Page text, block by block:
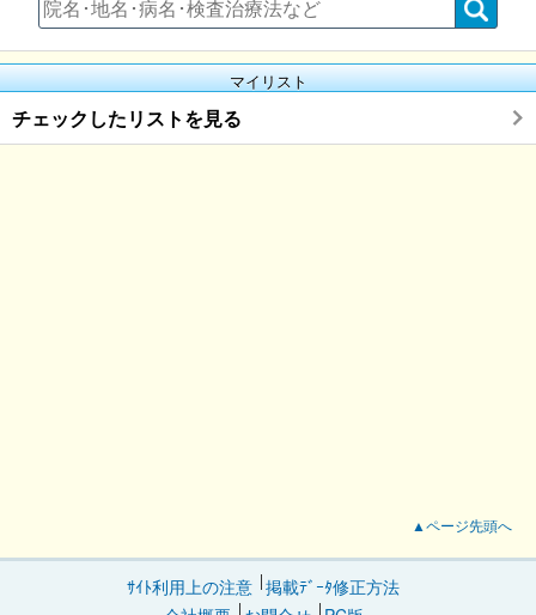
マイリスト
チェックしたリストを見る
▲ページ先頭へ
ｻｲﾄ利用上の注意 掲載ﾃﾞｰﾀ修正方法